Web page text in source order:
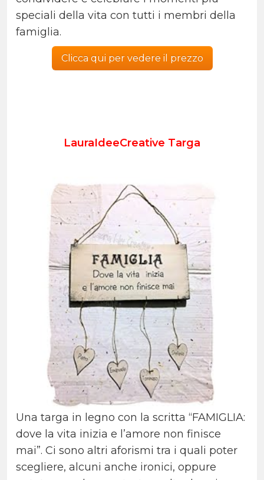
speciali della vita con tutti i membri della
famiglia.
Clicca qui per vedere il prezzo
LauraIdeeCreative Targa
Una targa in legno con la scritta “FAMIGLIA:
dove la vita inizia e l’amore non finisce
mai”. Ci sono altri aforismi tra i quali poter
scegliere, alcuni anche ironici, oppure